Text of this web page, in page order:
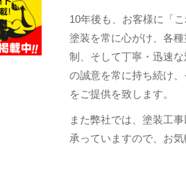
10年後も、お客様に「
塗装を常に心がけ、各
制、そして丁寧・迅速
の誠意を常に持ち続け
をご提供を致します。
また弊社では、塗装工
承っていますので、お気